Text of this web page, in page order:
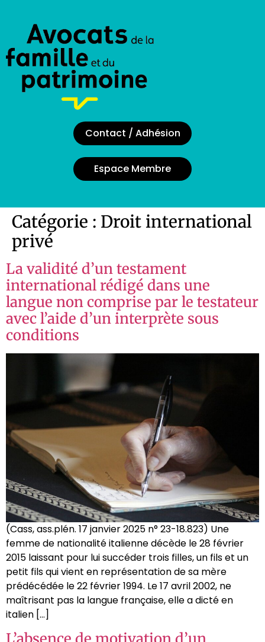
Contact / Adhésion
Espace Membre
Catégorie : Droit international
privé
La validité d’un testament
international rédigé dans une
langue non comprise par le testateur
avec l’aide d’un interprète sous
conditions
(Cass, ass.plén. 17 janvier 2025 n° 23-18.823) Une
femme de nationalité italienne décède le 28 février
2015 laissant pour lui succéder trois filles, un fils et un
petit fils qui vient en représentation de sa mère
prédécédée le 22 février 1994. Le 17 avril 2002, ne
maîtrisant pas la langue française, elle a dicté en
italien […]